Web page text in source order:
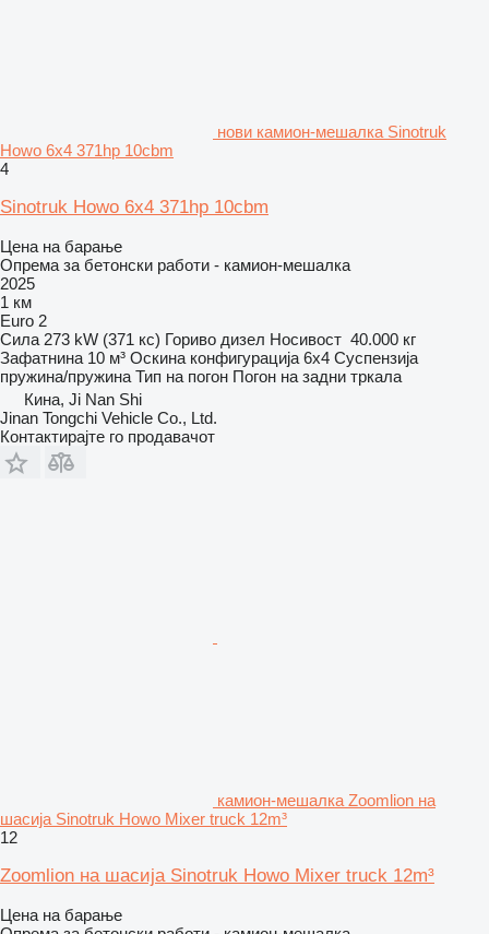
нови камион-мешалка Sinotruk
Howo 6x4 371hp 10cbm
4
Sinotruk Howo 6x4 371hp 10cbm
Цена на барање
Опрема за бетонски работи - камион-мешалка
2025
1 км
Euro 2
Сила 273 kW (371 кс) Гориво дизел Носивост 40.000 кг
Зафатнина 10 м³ Оскина конфигурација 6x4 Суспензија
пружина/пружина Тип на погон Погон на задни тркала
Кина, Ji Nan Shi
Jinan Tongchi Vehicle Co., Ltd.
Контактирајте го продавачот
камион-мешалка Zoomlion на
шасија Sinotruk Howo Mixer truck 12m³
12
Zoomlion на шасија Sinotruk Howo Mixer truck 12m³
Цена на барање